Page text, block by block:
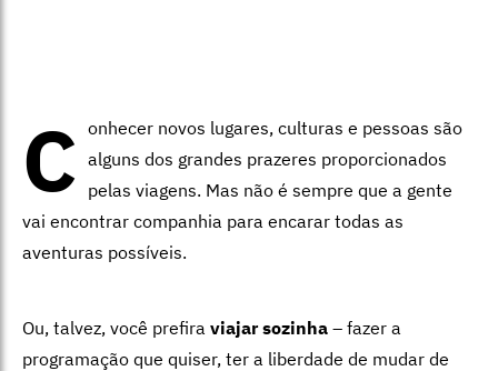
C onhecer novos lugares, culturas e pessoas são
alguns dos grandes prazeres proporcionados
pelas viagens. Mas não é sempre que a gente
vai encontrar companhia para encarar todas as
aventuras possíveis.
Ou, talvez, você prefira viajar sozinha – fazer a
programação que quiser, ter a liberdade de mudar de